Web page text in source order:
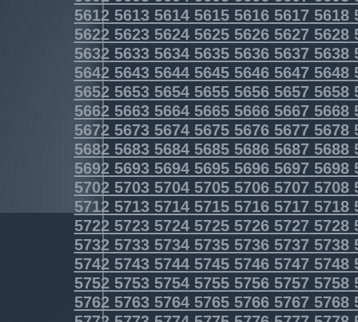
5612561356145615561656175618
5622562356245625562656275628
5632563356345635563656375638
5642564356445645564656475648
5652565356545655565656575658
5662566356645665566656675668
5672567356745675567656775678
5682568356845685568656875688
5692569356945695569656975698
5702570357045705570657075708
5712571357145715571657175718
5722572357245725572657275728
5732573357345735573657375738
5742574357445745574657475748
5752575357545755575657575758
5762576357645765576657675768